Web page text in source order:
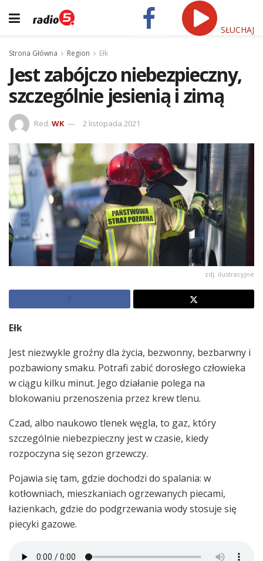
SŁUCHAJ
Strona Główna Region Ełk
Jest zabójczo niebezpieczny,
szczególnie jesienią i zimą
Red. WK 2 listopada 2021
zdj. ilustracyjne
Ełk
Jest niezwykle groźny dla życia, bezwonny, bezbarwny i
pozbawiony smaku. Potrafi zabić dorosłego człowieka
w ciągu kilku minut. Jego działanie polega na
blokowaniu przenoszenia przez krew tlenu.
Czad, albo naukowo tlenek węgla, to gaz, który
szczególnie niebezpieczny jest w czasie, kiedy
rozpoczyna się sezon grzewczy.
Pojawia się tam, gdzie dochodzi do spalania: w
kotłowniach, mieszkaniach ogrzewanych piecami,
łazienkach, gdzie do podgrzewania wody stosuje się
piecyki gazowe.